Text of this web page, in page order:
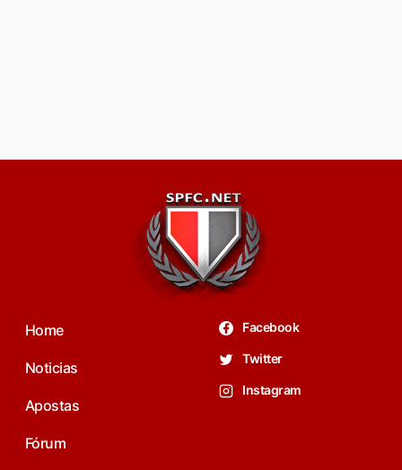
Home
Noticias
Apostas
Fórum
Facebook
Twitter
Instagram